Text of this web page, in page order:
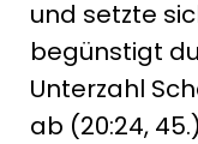
und setzte
begünstigt
Unterzahl
ab (20:24,